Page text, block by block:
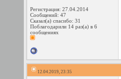
Регистрация: 27.04.2014
Сообщений: 47
Сказал(а) спасибо: 31
Поблагодарили 14 раз(а) в 6
сообщениях
12.04.2019, 23:35